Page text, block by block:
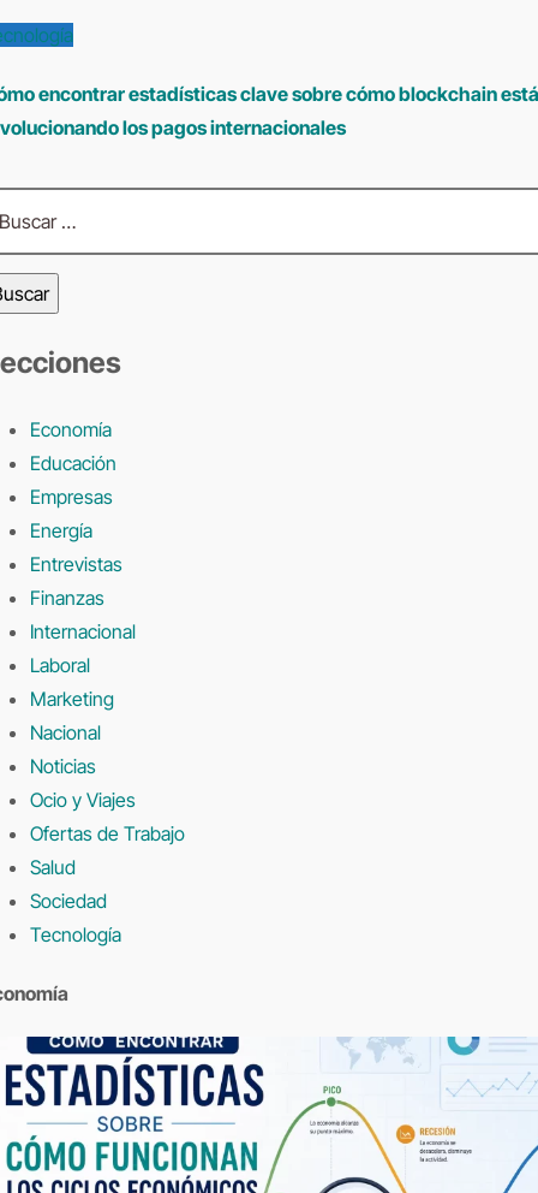
encontrar estadísticas clave sobre cómo blockchain está
los pagos internacionales
Economía
Educación
Empresas
Energía
Entrevistas
Finanzas
Internacional
Laboral
Marketing
Nacional
Noticias
Ocio y Viajes
Ofertas de Trabajo
Salud
Sociedad
Tecnología